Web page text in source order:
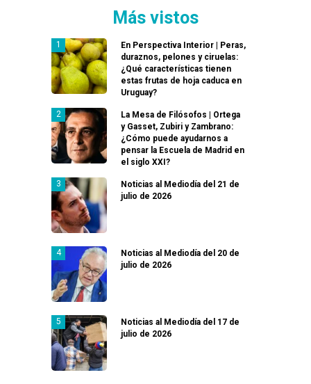
Más vistos
En Perspectiva Interior | Peras,
duraznos, pelones y ciruelas:
¿Qué características tienen
estas frutas de hoja caduca en
Uruguay?
La Mesa de Filósofos | Ortega
y Gasset, Zubiri y Zambrano:
¿Cómo puede ayudarnos a
pensar la Escuela de Madrid en
el siglo XXI?
Noticias al Mediodía del 21 de
julio de 2026
Noticias al Mediodía del 20 de
julio de 2026
Noticias al Mediodía del 17 de
julio de 2026